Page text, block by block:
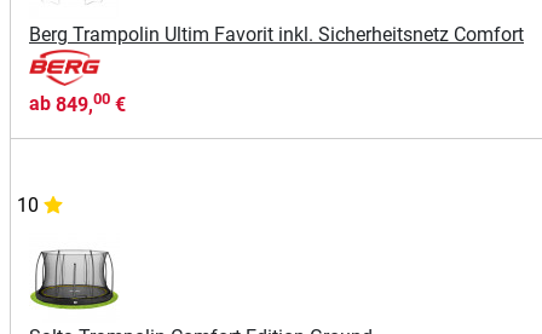
Berg Trampolin Ultim Favorit inkl. Sicherheitsnetz Comfort
ab 849,00 €
10